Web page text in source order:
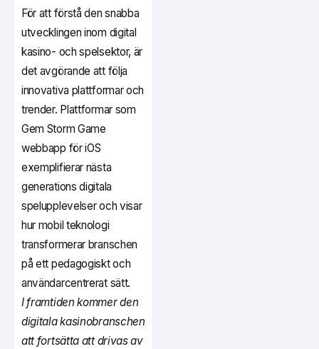
För att förstå den snabba
utvecklingen inom digital
kasino- och spelsektor, är
det avgörande att följa
innovativa plattformar och
trender. Plattformar som
Gem Storm Game
webbapp för iOS
exemplifierar nästa
generations digitala
spelupplevelser och visar
hur mobil teknologi
transformerar branschen
på ett pedagogiskt och
användarcentrerat sätt.
I framtiden kommer den
digitala kasinobranschen
att fortsätta att drivas av